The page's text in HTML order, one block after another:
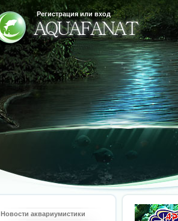
Регистрация или вход
Новости аквариумистики